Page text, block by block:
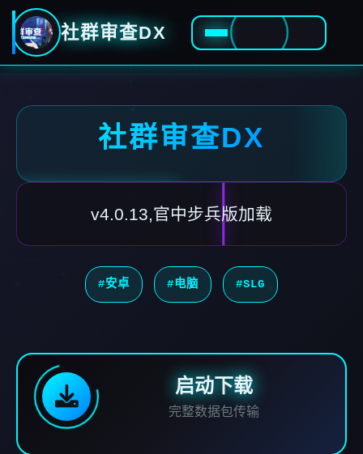
社群审查DX
社群审查DX
v4.0.13,官中步兵版加载
#安卓 #电脑 #SLG
启动下载
完整数据包传输